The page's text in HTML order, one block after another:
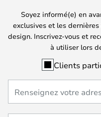
Soyez informé(e) en
exclusives et les
design. Inscrivez-vous et
à utiliser lors
Clients